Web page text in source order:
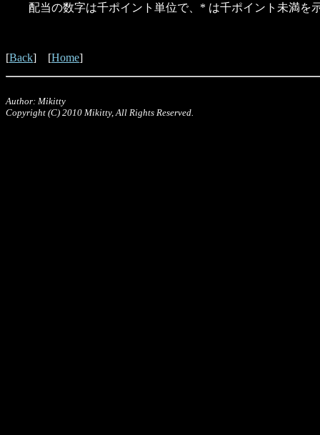
配当の数字は千ポイント単位で、* は千ポイント未満を
[Back] [Home]
Author: Mikitty
Copyright (C) 2010 Mikitty, All Rights Reserved.